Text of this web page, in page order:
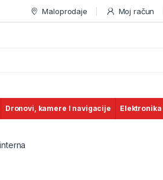
Maloprodaje Moj račun
Dronovi, kamere I navigacije Elektronika